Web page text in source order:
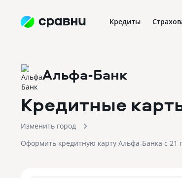
Кредиты
Альфа-Банк
Кредитные
Изменить город
Оформить кредитную карту Альфа-Банка с 21